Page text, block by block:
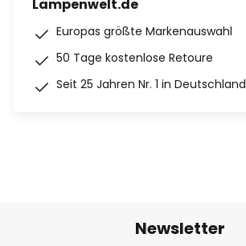
Lampenwelt.de
Europas größte Markenauswahl
50 Tage kostenlose Retoure
Seit 25 Jahren Nr. 1 in Deutschland
Newsletter